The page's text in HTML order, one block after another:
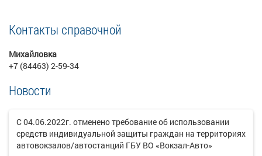
Контакты справочной
Михайловка
+7 (84463) 2-59-34
Новости
С 04.06.2022г. отменено требование об использовании
средств индивидуальной защиты граждан на территориях
автовокзалов/автостанций ГБУ ВО «Вокзал-Авто»